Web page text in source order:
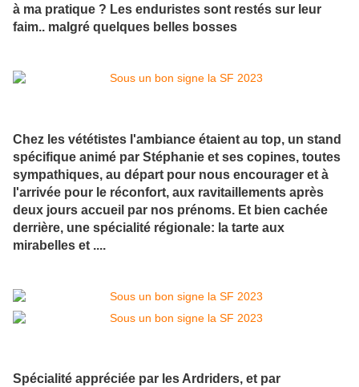
à ma pratique ? Les enduristes sont restés sur leur
faim.. malgré quelques belles bosses
Chez les vététistes l'ambiance étaient au top, un stand
spécifique animé par Stéphanie et ses copines, toutes
sympathiques, au départ pour nous encourager et à
l'arrivée pour le réconfort, aux ravitaillements après
deux jours accueil par nos prénoms. Et bien cachée
derrière, une spécialité régionale: la tarte aux
mirabelles et ....
Spécialité appréciée par les Ardriders, et par